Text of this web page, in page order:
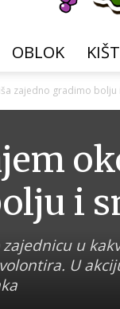
OBLOK
zajedno gradimo bolju
i
u
U